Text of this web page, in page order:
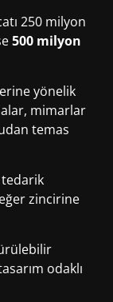
250 milyon
500 milyon
yönelik
mimarlar
temas
tedarik
zincirine
odaklı